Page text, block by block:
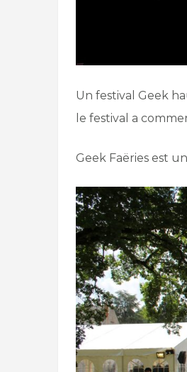
Un festival Geek
le festival a
Geek Faëries est